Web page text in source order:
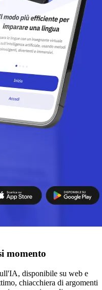
momento
disponibile su web e
chiacchiera di argomenti